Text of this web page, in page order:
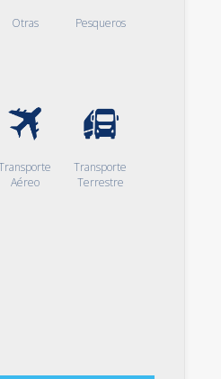
Otras Pesqueros
Aéreo
Transporte
Terrestre